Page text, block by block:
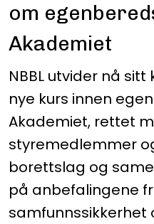
om
Akademiet
NBBL utvider nå
nye kurs innen
Akademiet, rettet
styremedlemmer
borettslag og
på anbefalingene
samfunnssikkerhet